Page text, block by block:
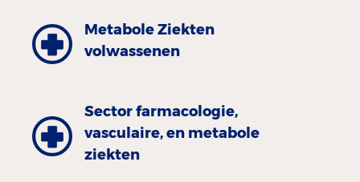
Metabole Ziekten
volwassenen
Sector farmacologie,
vasculaire, en metabole
ziekten